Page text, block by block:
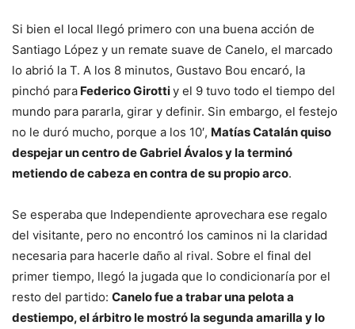
Si bien el local llegó primero con una buena acción de
Santiago López y un remate suave de Canelo, el marcado
lo abrió la T. A los 8 minutos, Gustavo Bou encaró, la
pinchó para Federico Girottiy el 9 tuvo todo el tiempo del
mundo para pararla, girar y definir. Sin embargo, el festejo
no le duró mucho, porque a los 10′, Matías Catalán quiso
despejar un centro de Gabriel Ávalos y la terminó
metiendo de cabeza en contra de su propio arco.
Se esperaba que Independiente aprovechara ese regalo
del visitante, pero no encontró los caminos ni la claridad
necesaria para hacerle daño al rival. Sobre el final del
primer tiempo, llegó la jugada que lo condicionaría por el
resto del partido: Canelo fue a trabar una pelota a
destiempo, el árbitro le mostró la segunda amarilla y lo